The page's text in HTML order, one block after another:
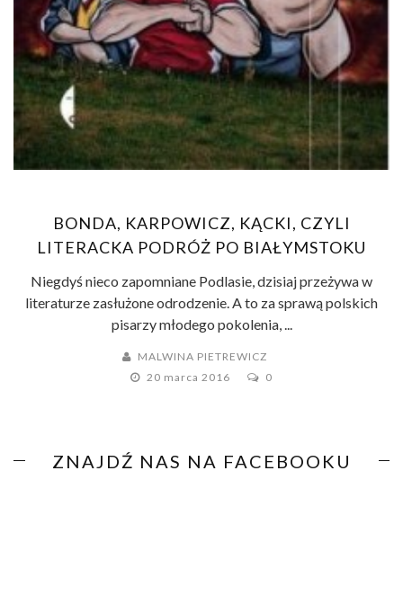
BONDA, KARPOWICZ, KĄCKI, CZYLI
LITERACKA PODRÓŻ PO BIAŁYMSTOKU
Niegdyś nieco zapomniane Podlasie, dzisiaj przeżywa w
literaturze zasłużone odrodzenie. A to za sprawą polskich
pisarzy młodego pokolenia, ...
MALWINA PIETREWICZ
20 marca 2016
0
ZNAJDŹ NAS NA FACEBOOKU